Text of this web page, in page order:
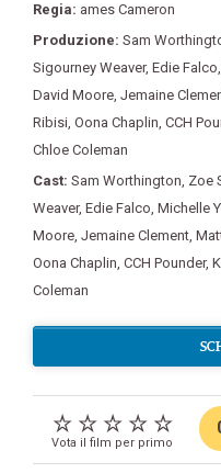
Regia: ames Cameron
Produzione: Sam
Sigourney Weaver, Edie Falco,
David Moore, Jemaine
Ribisi, Oona Chaplin, CCH
Chloe Coleman
Cast: Sam Worthington, Zoe
Weaver, Edie Falco, Michelle
Moore, Jemaine Clement,
Oona Chaplin, CCH Pounder,
Coleman
Vota il film per primo